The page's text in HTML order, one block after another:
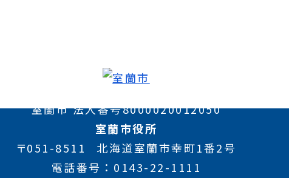
室蘭市 法人番号8000020012050
室蘭市役所
〒051-8511
北海道室蘭市幸町1番2号
電話番号
0143-22-1111